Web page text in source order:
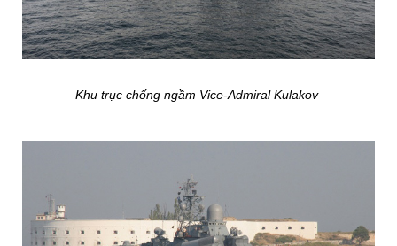
Khu trục chống ngầm Vice-Admiral Kulakov